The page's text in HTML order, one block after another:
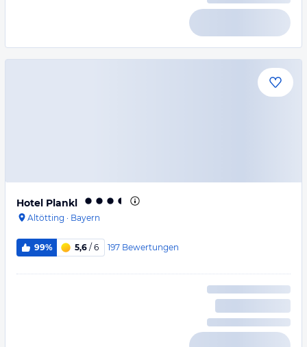
Hotel Plankl
Altötting · Bayern
99% 5,6 / 6 197 Bewertungen